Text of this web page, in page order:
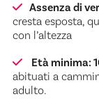
Assenza di
cresta esposta,
con l’altezza
Età minima:
abituati a
adulto.